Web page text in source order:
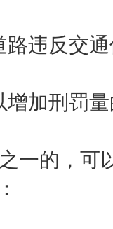
违反交通
加刑罚量
的，可